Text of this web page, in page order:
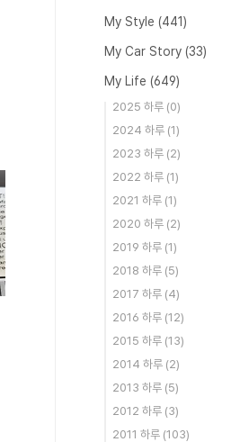
My Style (441)
My Car Story (33)
My Life (649)
2025 하루 (0)
2024 하루 (1)
2023 하루 (2)
2022 하루 (1)
2021 하루 (1)
2020 하루 (2)
2019 하루 (1)
2018 하루 (5)
2017 하루 (4)
2016 하루 (12)
2015 하루 (13)
2014 하루 (2)
2013 하루 (5)
2012 하루 (3)
2011 하루 (103)